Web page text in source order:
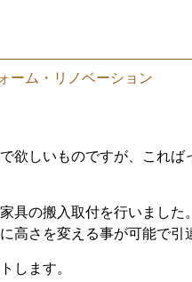
ーム・リノベーション
欲しいものですが、これ
具の搬入取付を行いまし
高さを変える事が可能で引
します。